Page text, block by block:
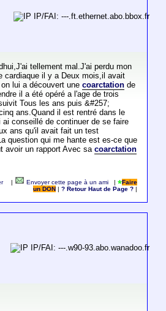
IP/FAI: ---.ft.ethernet.abo.bbox.fr
tellement mal.J'ai perdu mon
cardiaque il y a Deux mois,il avait
lui a découvert une coarctationde
il a été opéré a l'age de trois
Tous les ans puis &#257;
ans.Quand il est rentré dans le
conseillé de continuer de se faire
ans qu'il avait fait un test
question qui me hante est es-ce que
avoir un rapport Avec sa coarctation
Envoyer cette page à un ami |
Faire
un DON
|? Retour Haut de Page ?
IP/FAI: ---.w90-93.abo.wanadoo.fr